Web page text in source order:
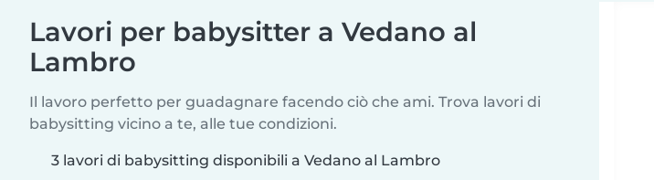
Lavori per babysitter a Vedano al
Lambro
Il lavoro perfetto per guadagnare facendo ciò che ami. Trova lavori di
babysitting vicino a te, alle tue condizioni.
3 lavori di babysitting disponibili a Vedano al Lambro